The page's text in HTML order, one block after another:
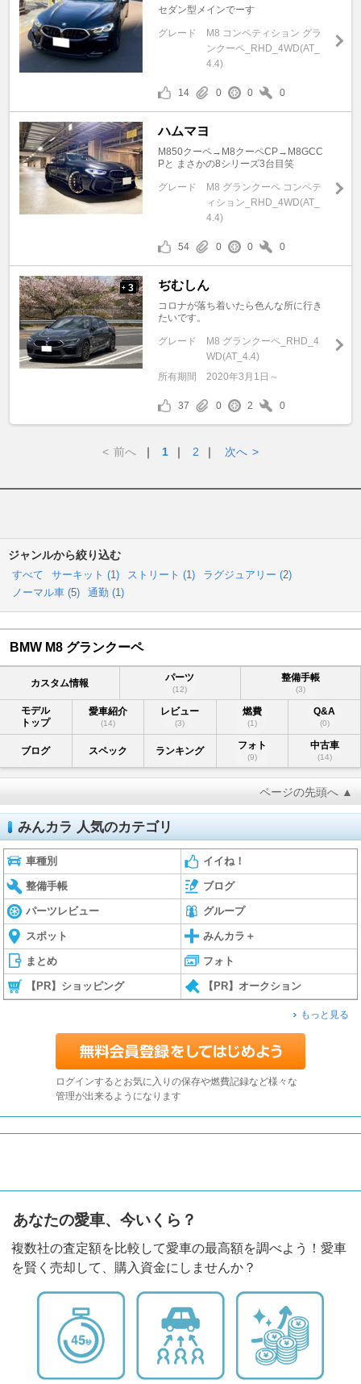
セダン型メインでーす
グレード
M8 コンペティション グラ
ンクーペ_RHD_4WD(AT_
4.4)
14 0 0 0
ハムマヨ
M850クーペ→M8クーペCP→M8GCC
Pと まさかの8シリーズ3台目笑
グレード
M8 グランクーペ コンペテ
ィション_RHD_4WD(AT_
4.4)
54 0 0 0
+ 3 ぢむしん
コロナが落ち着いたら色んな所に行き
たいです。
グレード
M8 グランクーペ_RHD_4
WD(AT_4.4)
所有期間
2020年3月1日～
37 0 2 0
< 前へ ｜ 1 ｜ 2 ｜ 次へ >
ジャンルから絞り込む
すべて サーキット (1) ストリート (1) ラグジュアリー (2)
ノーマル車 (5) 通勤 (1)
BMW M8 グランクーペ
カスタム情報 パーツ
(12)
整備手帳
(3)
モデル
トップ
愛車紹介
(14)
レビュー
(3)
燃費
(1)
Q&A
(0)
ブログ スペック ランキング フォト
(9)
中古車
(14)
ページの先頭へ ▲
みんカラ 人気のカテゴリ
車種別 イイね！
整備手帳 ブログ
パーツレビュー グループ
スポット みんカラ＋
まとめ フォト
【PR】ショッピング 【PR】オークション
もっと見る
ログインするとお気に入りの保存や燃費記録など様々な
管理が出来るようになります
あなたの愛車、今いくら？
複数社の査定額を比較して愛車の最高額を調べよう！愛車
を賢く売却して、購入資金にしませんか？